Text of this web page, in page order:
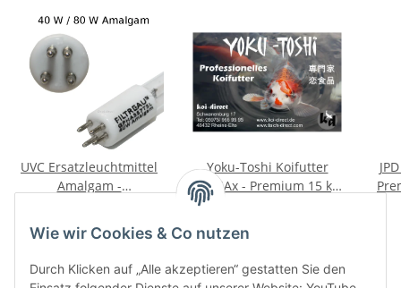
Wie wir Cookies & Co nutzen
Durch Klicken auf „Alle akzeptieren“ gestatten Sie den
UVC Ersatzleuchtmittel
Amalgam -
Anordnung / Trapez 40
Watt / 357 mm
Yoku-Toshi Koifutter
YT36Ax - Premium 15 kg